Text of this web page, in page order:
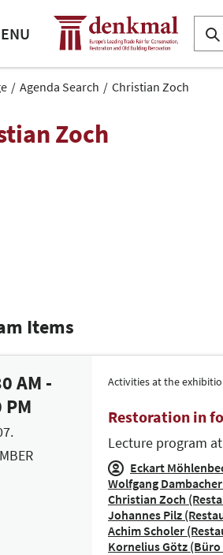
Agenda Search Christian Zoch
Zoch
Items
AM -
Activities at the
Restoration in
Lecture program
Eckart
Wolfgang
Christian Zoch
Johannes Pilz
Achim Scholer
Kornelius Götz